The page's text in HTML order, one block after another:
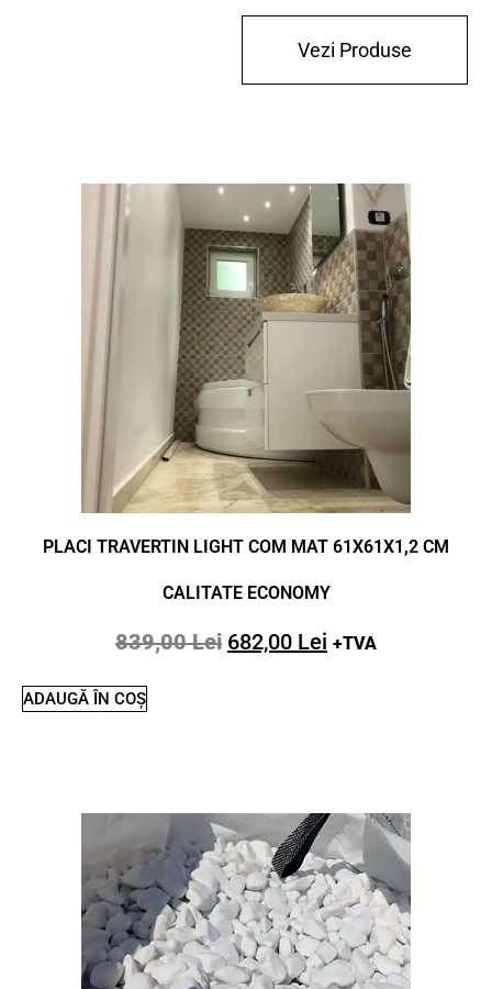
Vezi Produse
PLACI TRAVERTIN LIGHT COM MAT 61X61X1,2 CM
CALITATE ECONOMY
839,00Lei 682,00 Lei +TVA
ADAUGĂ ÎN COȘ